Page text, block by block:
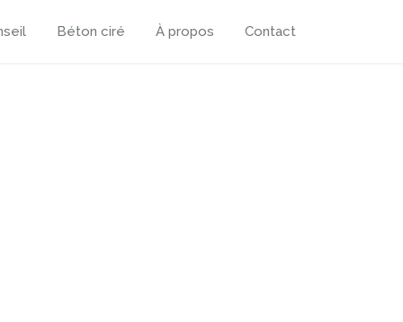
Béton ciré À propos Contact